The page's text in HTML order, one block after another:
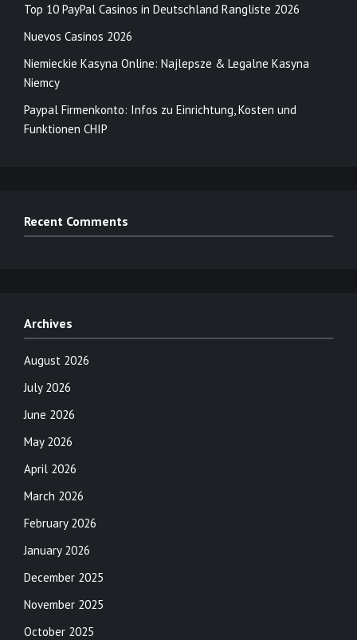
Top 10 PayPal Casinos in Deutschland Rangliste 2026
Nuevos Casinos 2026
Niemieckie Kasyna Online: Najlepsze & Legalne Kasyna
Niemcy
Paypal Firmenkonto: Infos zu Einrichtung, Kosten und
Funktionen CHIP
Recent Comments
Archives
August 2026
July 2026
June 2026
May 2026
April 2026
March 2026
February 2026
January 2026
December 2025
November 2025
October 2025